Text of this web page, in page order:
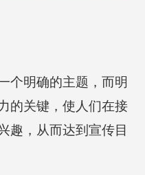
个明确的主题，而明
的关键，使人们在接
趣，从而达到宣传目